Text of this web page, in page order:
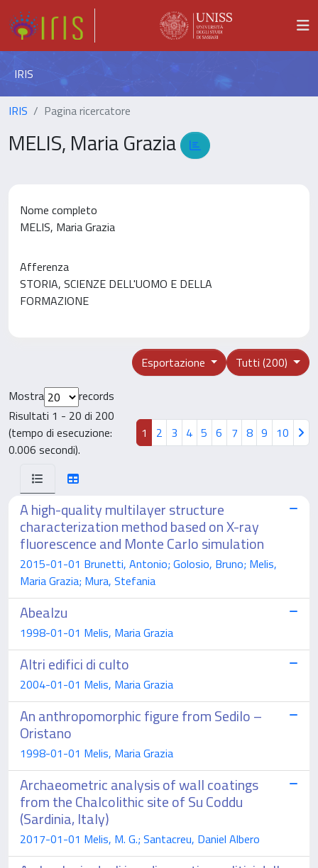
IRIS
IRIS Pagina ricercatore
MELIS, Maria Grazia
Nome completo
MELIS, Maria Grazia
Afferenza
STORIA, SCIENZE DELL'UOMO E DELLA
FORMAZIONE
Tutti (200)
Esportazione
Mostra
records
Risultati 1 - 20 di 200
(tempo di esecuzione:
0.006 secondi).
1 2 3 4 5 6 7 8 9 10
A high-quality multilayer structure
characterization method based on X-ray
fluorescence and Monte Carlo simulation
2015-01-01 Brunetti, Antonio; Golosio, Bruno; Melis,
Maria Grazia; Mura, Stefania
Abealzu
1998-01-01 Melis, Maria Grazia
Altri edifici di culto
2004-01-01 Melis, Maria Grazia
An anthropomorphic figure from Sedilo –
Oristano
1998-01-01 Melis, Maria Grazia
Archaeometric analysis of wall coatings
from the Chalcolithic site of Su Coddu
(Sardinia, Italy)
2017-01-01 Melis, M. G.; Santacreu, Daniel Albero